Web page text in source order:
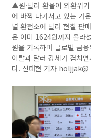
▲원·달러 환율이 외환위
에 바짝 다가서고 있는 가
널 환전소에 달러 현찰 판
은 이미 1624원까지 올라
원을 기록하며 글로벌 금
이탈과 달러 강세가 겹치
다. 신태현 기자 holjjak@